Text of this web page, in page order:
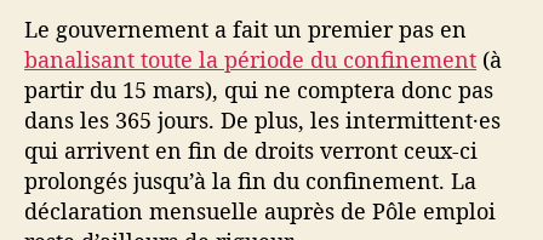
Le gouvernement a fait un premier pas en
banalisant toute la période du confinement (à
partir du 15 mars), qui ne comptera donc pas
dans les 365 jours. De plus, les intermittent·es
qui arrivent en fin de droits verront ceux-ci
prolongés jusqu’à la fin du confinement. La
déclaration mensuelle auprès de Pôle emploi